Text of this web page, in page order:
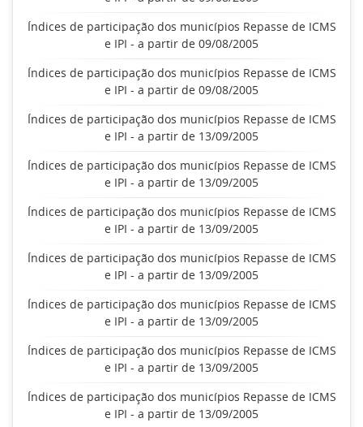
Índices de participação dos municípios Repasse de ICMS
e IPI - a partir de 09/08/2005
Índices de participação dos municípios Repasse de ICMS
e IPI - a partir de 09/08/2005
Índices de participação dos municípios Repasse de ICMS
e IPI - a partir de 13/09/2005
Índices de participação dos municípios Repasse de ICMS
e IPI - a partir de 13/09/2005
Índices de participação dos municípios Repasse de ICMS
e IPI - a partir de 13/09/2005
Índices de participação dos municípios Repasse de ICMS
e IPI - a partir de 13/09/2005
Índices de participação dos municípios Repasse de ICMS
e IPI - a partir de 13/09/2005
Índices de participação dos municípios Repasse de ICMS
e IPI - a partir de 13/09/2005
Índices de participação dos municípios Repasse de ICMS
e IPI - a partir de 13/09/2005